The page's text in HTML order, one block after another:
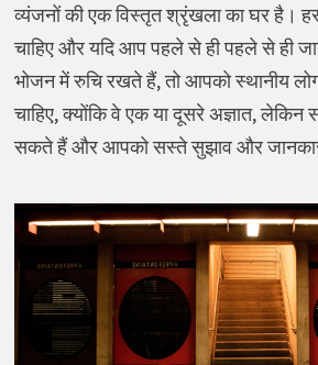
व्यंजनों की एक विस्तृत श्रृंखला का घर है।
चाहिए और यदि आप पहले से ही पहले से ही
भोजन में रुचि रखते हैं, तो आपको स्थानीय
चाहिए, क्योंकि वे एक या दूसरे अज्ञात, लेकिन
सकते हैं और आपको सस्ते सुझाव और